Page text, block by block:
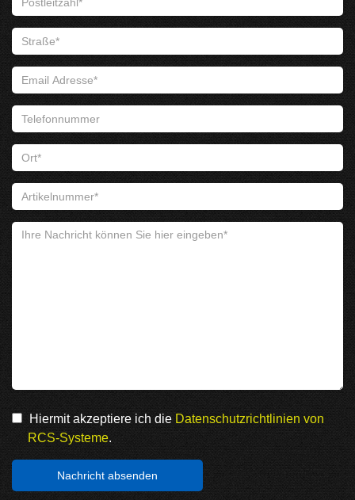
Hiermit akzeptiere ich die Datenschutzrichtlinien von
RCS-Systeme.